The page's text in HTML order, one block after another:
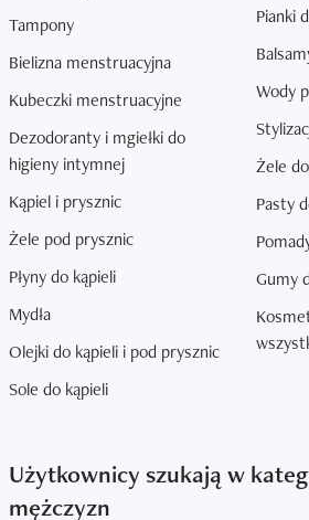
Tampony
Bielizna menstruacyjna
Kubeczki menstruacyjne
Dezodoranty i mgiełki do
higieny intymnej
Kąpiel i prysznic
Żele pod prysznic
Płyny do kąpieli
Mydła
Olejki do kąpieli i pod prysznic
Sole do kąpieli
Pianki
Wody
Żele
Pasty
Gumy
Użytkownicy szukają w
mężczyzn